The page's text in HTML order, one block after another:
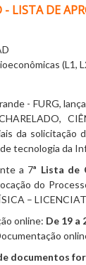
LISTA DE
(L1,
- FURG,
da solicitação
tecnologia da
a 7ª Lista de
do
–
online: De 19 a
documentos